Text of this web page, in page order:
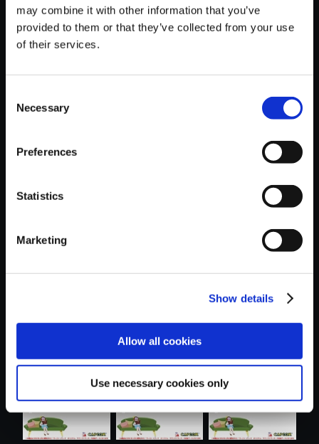
may combine it with other information that you’ve
provided to them or that they’ve collected from your use
of their services.
Selection
Necessary
Preferences
Statistics
Marketing
Show details
Allow all cookies
Use necessary cookies only
リジナル・サウンドトラック JI
NGLE
おすすめ商品
トリック ....
トリック ....
トリック ....